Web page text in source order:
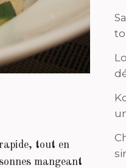
tout en
mangeant